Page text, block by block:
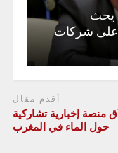
يحث
على شركات
أقدم مقال
منصة إخبارية تشاركية
حول الماء في المغرب